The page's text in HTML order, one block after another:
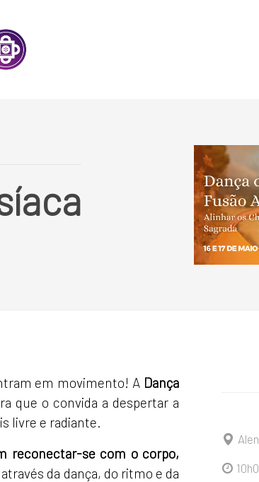
em movimento! A Dança
que o convida a despertar a
livre e radiante.
reconectar-se com o corpo,
da dança, do ritmo e da